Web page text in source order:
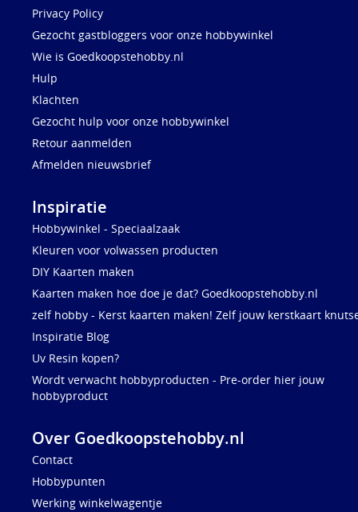
Privacy Policy
Gezocht gastbloggers voor onze hobbywinkel
Wie is Goedkoopstehobby.nl
Hulp
Klachten
Gezocht hulp voor onze hobbywinkel
Retour aanmelden
Afmelden nieuwsbrief
Inspiratie
Hobbywinkel - Speciaalzaak
Kleuren voor volwassen producten
DIY Kaarten maken
Kaarten maken hoe doe je dat? Goedkoopstehobby.nl
zelf hobby - Kerst kaarten maken! Zelf jouw kerstkaart
Inspiratie Blog
Uv Resin kopen?
Wordt verwacht hobbyproducten - Pre-order hier jouw
hobbyproduct
Over Goedkoopstehobby.nl
Contact
Hobbypunten
Werking winkelwagentje